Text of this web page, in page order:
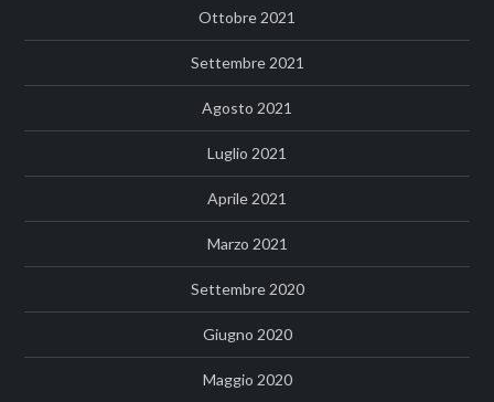
Ottobre 2021
Settembre 2021
Agosto 2021
Luglio 2021
Aprile 2021
Marzo 2021
Settembre 2020
Giugno 2020
Maggio 2020